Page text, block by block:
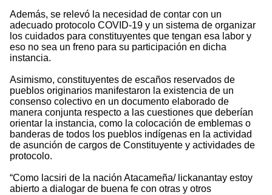
Además, se relevó la necesidad de contar con un
adecuado protocolo COVID-19 y un sistema de organizar
los cuidados para constituyentes que tengan esa labor y
eso no sea un freno para su participación en dicha
instancia.
Asimismo, constituyentes de escaños reservados de
pueblos originarios manifestaron la existencia de un
consenso colectivo en un documento elaborado de
manera conjunta respecto a las cuestiones que deberían
orientar la instancia, como la colocación de emblemas o
banderas de todos los pueblos indígenas en la actividad
de asunción de cargos de Constituyente y actividades de
protocolo.
“Como lacsiri de la nación Atacameña/ lickanantay estoy
abierto a dialogar de buena fe con otras y otros